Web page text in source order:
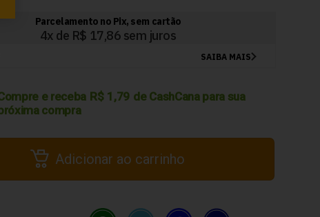
e receba R$ 1,79 de CashCana para sua
compra
Adicionar ao carrinho